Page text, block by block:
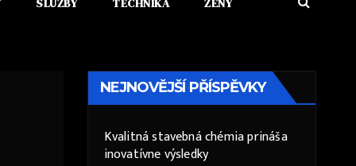
SLUŽBY TECHNIKA ŽENY
NEJNOVĚJŠÍ PŘÍSPĚVKY
Kvalitná stavebná chémia prináša
inovatívne výsledky